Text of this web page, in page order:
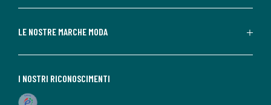
LE NOSTRE MARCHE MODA
I NOSTRI RICONOSCIMENTI